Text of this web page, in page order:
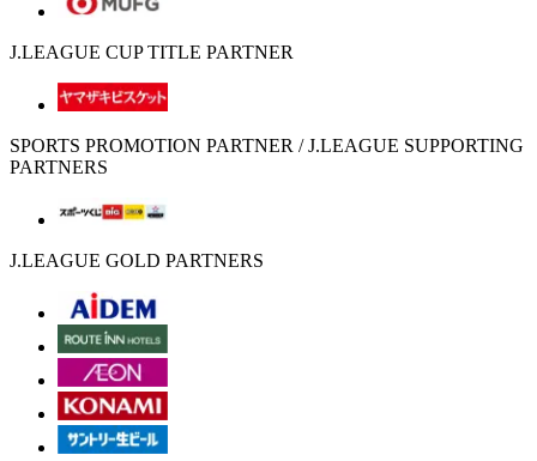
J.LEAGUE CUP TITLE PARTNER
SPORTS PROMOTION PARTNER / J.LEAGUE SUPPORTING
PARTNERS
J.LEAGUE GOLD PARTNERS